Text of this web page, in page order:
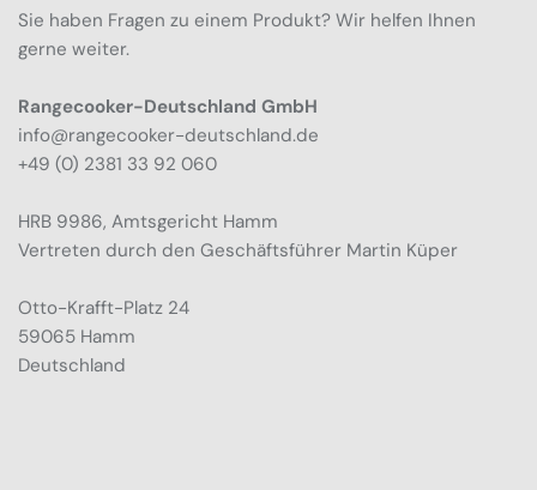
Sie haben Fragen zu einem Produkt? Wir helfen Ihnen
gerne weiter.
Rangecooker-Deutschland GmbH
info@rangecooker-deutschland.de
+49 (0) 2381 33 92 060
HRB 9986, Amtsgericht Hamm
Vertreten durch den Geschäftsführer Martin Küper
Otto-Krafft-Platz 24
59065 Hamm
Deutschland